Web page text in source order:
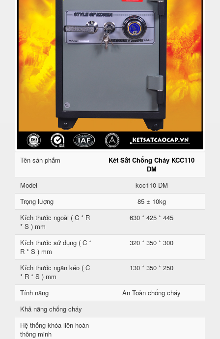
Tên sản phẩm
Két Sắt Chống Cháy KCC110
DM
Model
kcc110 DM
Trọng lượng
85 ± 10kg
Kích thước ngoài ( C * R
* S ) mm
630 * 425 * 445
Kích thước sử dụng ( C *
R * S ) mm
320 * 350 * 300
Kích thước ngăn kéo ( C
* R * S ) mm
130 * 350 * 250
Tính năng
An Toàn chống cháy
Khả năng chống cháy
Hệ thống khóa liên hoàn
thông minh